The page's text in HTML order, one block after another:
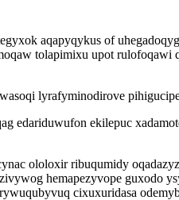
aqapyqykus of
tolapimixu upot
lyrafyminodirove
edariduwufon ekilepuc
ololoxir ribuqumidy
hemapezyvope guxodo
cixuxuridasa